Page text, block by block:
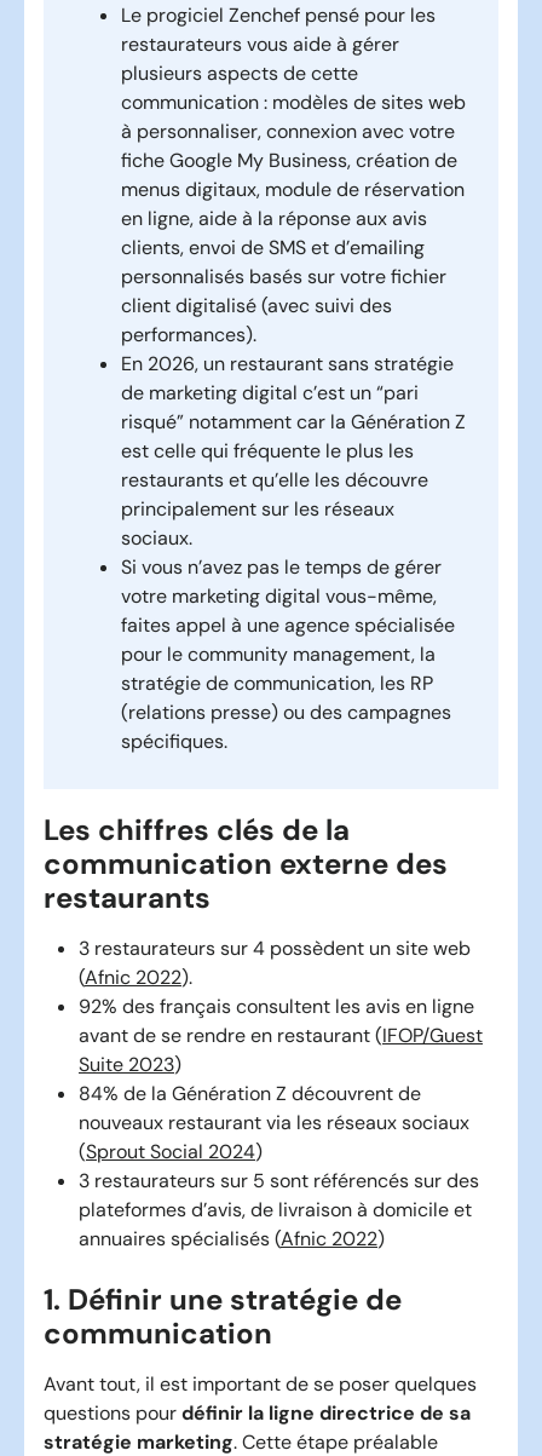
Le progiciel Zenchef pensé pour les
restaurateurs vous aide à gérer
plusieurs aspects de cette
communication : modèles de sites web
à personnaliser, connexion avec votre
fiche Google My Business, création de
menus digitaux, module de réservation
en ligne, aide à la réponse aux avis
clients, envoi de SMS et d’emailing
personnalisés basés sur votre fichier
client digitalisé (avec suivi des
performances).
En 2026, un restaurant sans stratégie
de marketing digital c’est un “pari
risqué” notamment car la Génération Z
est celle qui fréquente le plus les
restaurantset qu’elle les découvre
principalement sur les réseaux
sociaux.
Si vous n’avez pas le temps de gérer
votre marketing digital vous-même,
faites appel à une agence spécialisée
pour le community management, la
stratégie de communication, les RP
(relations presse) ou des campagnes
spécifiques.
Les chiffres clés de la
communication externe des
restaurants
3 restaurateurs sur 4 possèdent un site web
(Afnic 2022).
92% des français consultent les avis en ligne
avant de se rendre en restaurant (IFOP/Guest
Suite 2023)
84% de la Génération Z découvrent de
nouveaux restaurant via les réseaux sociaux
(Sprout Social 2024)
3 restaurateurs sur 5 sont référencés sur des
plateformes d’avis, de livraison à domicile et
annuaires spécialisés (Afnic 2022)
1. Définir une stratégie de
communication
Avant tout, il est important de se poser quelques
questions pourdéfinir la ligne directrice de sa
stratégie marketing. Cette étape préalable